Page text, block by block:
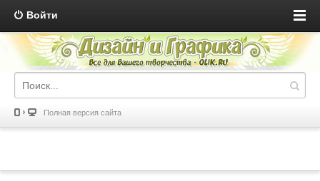
Войти
Полная версия сайта